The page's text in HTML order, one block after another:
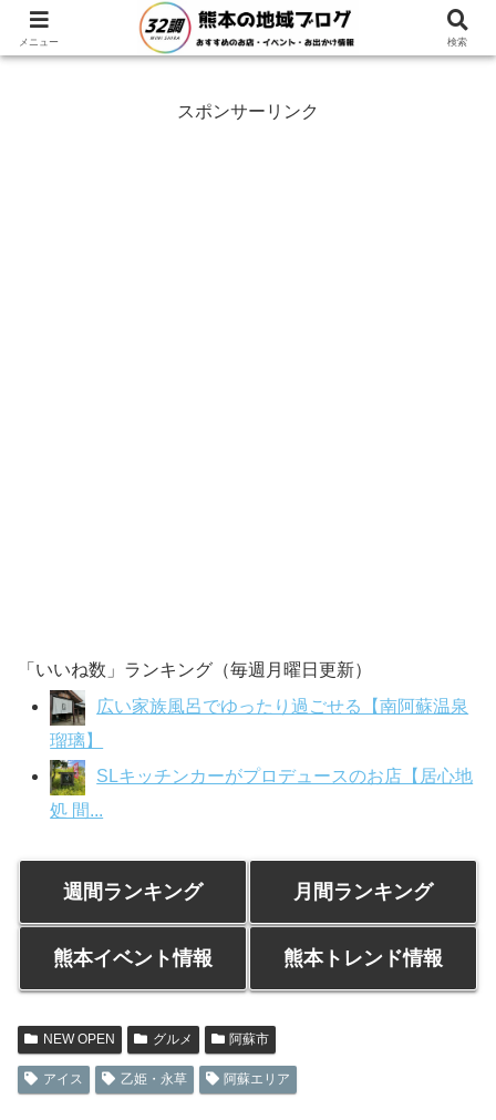
ホーム 熊本県 阿蘇市
スポンサーリンク
「いいね数」ランキング（毎週月曜日更新）
広い家族風呂でゆったり過ごせる【南阿蘇温泉
瑠璃】
SLキッチンカーがプロデュースのお店【居心地
処 間...
週間ランキング 月間ランキング
熊本イベント情報 熊本トレンド情報
NEW OPEN グルメ 阿蘇市
アイス 乙姫・永草 阿蘇エリア
メニュー 検索